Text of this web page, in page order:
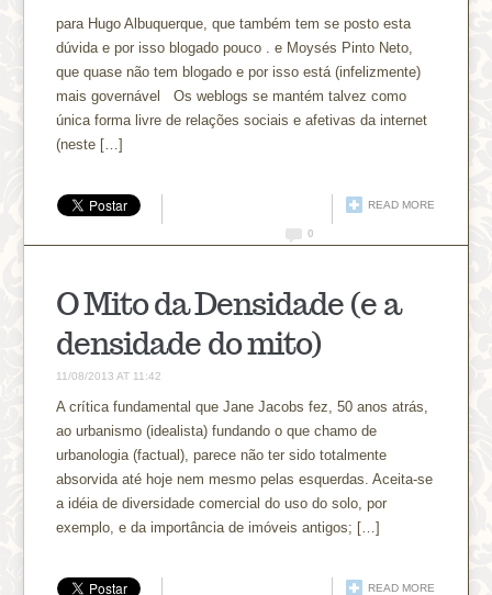
para Hugo Albuquerque, que também tem se posto esta
dúvida e por isso blogado pouco . e Moysés Pinto Neto,
que quase não tem blogado e por isso está (infelizmente)
mais governável Os weblogs se mantém talvez como
única forma livre de relações sociais e afetivas da internet
(neste […]
READ MORE
0
O Mito da Densidade (e a
densidade do mito)
11/08/2013 AT 11:42
A crítica fundamental que Jane Jacobs fez, 50 anos atrás,
ao urbanismo (idealista) fundando o que chamo de
urbanologia (factual), parece não ter sido totalmente
absorvida até hoje nem mesmo pelas esquerdas. Aceita-se
a idéia de diversidade comercial do uso do solo, por
exemplo, e da importância de imóveis antigos; […]
READ MORE